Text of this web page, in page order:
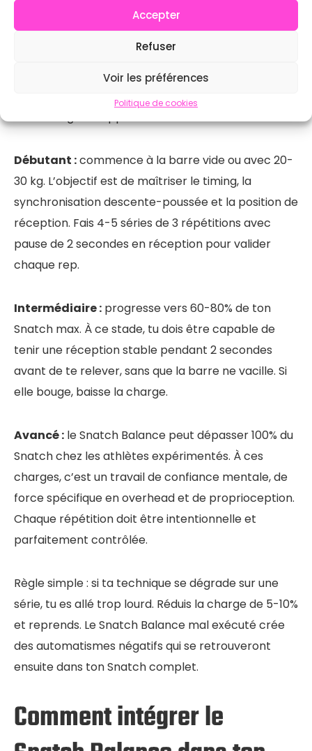
Accepter
Refuser
Voir les préférences
Politique de cookies
Snatch Balance ?
La progression au Snatch Balance se fait par
étapes, et il ne faut pas brûler les paliers. La
technique prime toujours — une réception bancale
Débutant :commence à la barre vide ou avec 20-
30 kg. L’objectif est de maîtriser le timing, la
synchronisation descente-poussée et la position de
réception. Fais 4-5 séries de 3 répétitions avec
pause de 2 secondes en réception pour valider
chaque rep.
Intermédiaire : progresse vers 60-80% de ton
Snatch max. À ce stade, tu dois être capable de
tenir une réception stable pendant 2 secondes
avant de te relever, sans que la barre ne vacille. Si
elle bouge, baisse la charge.
Avancé : le Snatch Balance peut dépasser 100% du
Snatch chez les athlètes expérimentés. À ces
charges, c’est un travail de confiance mentale, de
force spécifique en overhead et de proprioception.
Chaque répétition doit être intentionnelle et
parfaitement contrôlée.
Règle simple : si ta technique se dégrade sur une
série, tu es allé trop lourd. Réduis la charge de 5-10%
et reprends. Le Snatch Balance mal exécuté crée
des automatismes négatifs qui se retrouveront
ensuite dans ton Snatch complet.
Comment intégrer le